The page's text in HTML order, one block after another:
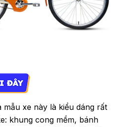
mẫu xe này là kiểu dáng rất
khung cong mềm, bánh